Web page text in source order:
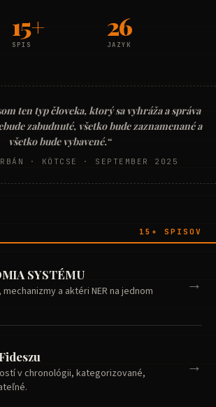
15+
SPIS
26
JAZYK
ten typ človeka, ktorý sa vyhráža a správa
zabudnuté, všetko bude zaznamenané a
všetko bude vybavené.“
· KÖTCSE · SEPTEMBER 2025
15+ SPISOV
SYSTÉMU
a aktéri NER na jednom
→
v chronológii, kategorizované,
→